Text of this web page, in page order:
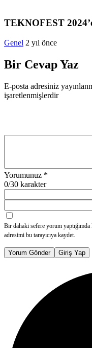
TEKNOFEST
Genel 2 yıl önce
Bir Cevap Yaz
E-posta adresiniz
işaretlenmişlerdir
Yorumunuz *
0/30 karakter
Bir dahaki sefere yorum
adresimi bu tarayıcıya kaydet.
Yorum Gönder Giriş Yap